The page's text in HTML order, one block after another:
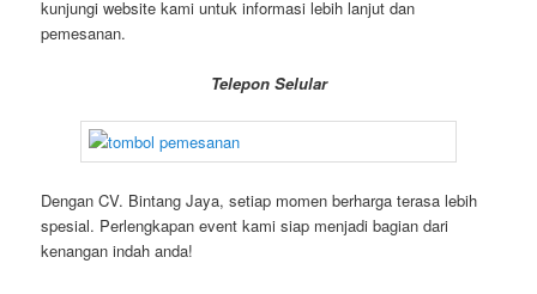
kunjungi website kami untuk informasi lebih lanjut dan
pemesanan.
Telepon Selular
Dengan CV. Bintang Jaya, setiap momen berharga terasa lebih
spesial. Perlengkapan event kami siap menjadi bagian dari
kenangan indah anda!